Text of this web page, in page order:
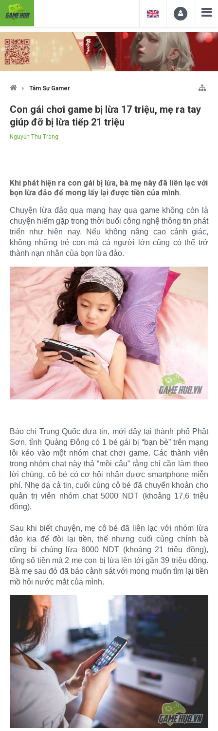
Tâm Sự Gamer
Con gái chơi game bị lừa 17 triệu, mẹ ra tay
giúp đỡ bị lừa tiếp 21 triệu
Nguyễn Thu Trang
Khi phát hiện ra con gái bị lừa, bà mẹ này đã liên lạc với
bọn lừa đảo để mong lấy lại được tiền của mình.
Chuyện lừa đảo qua mạng hay qua game không còn là
chuyện hiếm gặp trong thời buổi công nghệ thông tin phát
triển như hiện nay. Nếu không nâng cao cảnh giác,
không những trẻ con mà cả người lớn cũng có thể trở
thành nạn nhân của bọn lừa đảo.​
Báo chí Trung Quốc đưa tin, mới đây tại thành phố Phật
Sơn, tỉnh Quảng Đông có 1 bé gái bị “bạn bè” trên mạng
lôi kéo vào một nhóm chat chơi game. Các thành viên
trong nhóm chat này thả “mồi câu” rằng chỉ cần làm theo
lời chúng, cô bé có cơ hội nhận được smartphone miễn
phí. Nhẹ dạ cả tin, cuối cùng cô bé đã chuyển khoản cho
quản trị viên nhóm chat 5000 NDT (khoảng 17,6 triệu
đồng).
Sau khi biết chuyện, mẹ cô bé đã liên lạc với nhóm lừa
đảo kia để đòi lại tiền, thế nhưng cuối cùng chính bà
cũng bị chúng lừa 6000 NDT (khoảng 21 triệu đồng),
tổng số tiền mà 2 mẹ con bị lừa lên tới gần 39 triệu đồng.
Bà mẹ sau đó đã báo cảnh sát với mong muốn tìm lại tiền
mồ hôi nước mắt của mình.​